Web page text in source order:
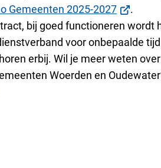
Gemeenten 2025-2027(Verwijst
naar
een
externe
website)
.
bij goed functioneren wordt
voor onbepaalde
erbij. Wil je meer weten
Woerden en